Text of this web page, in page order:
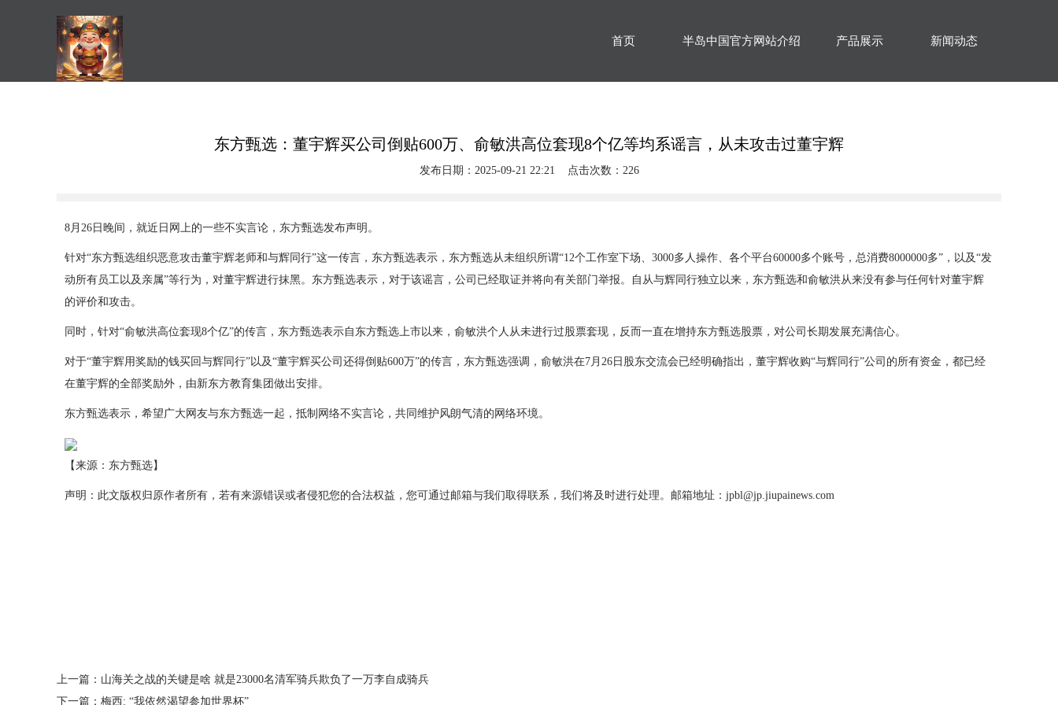
首页 半岛中国官方网站介绍 产品展示 新闻动态
东方甄选：董宇辉买公司倒贴600万、俞敏洪高位套现8个亿等均系谣言，从未攻击过董宇辉
发布日期：2025-09-21 22:21 点击次数：226
8月26日晚间，就近日网上的一些不实言论，东方甄选发布声明。
针对“东方甄选组织恶意攻击董宇辉老师和与辉同行”这一传言，东方甄选表示，东方甄选从未组织所谓“12个工作室下场、3000多人操作、各个平台60000多个账号，总消费8000000多”，以及“发
动所有员工以及亲属”等行为，对董宇辉进行抹黑。东方甄选表示，对于该谣言，公司已经取证并将向有关部门举报。自从与辉同行独立以来，东方甄选和俞敏洪从来没有参与任何针对董宇辉
的评价和攻击。
同时，针对“俞敏洪高位套现8个亿”的传言，东方甄选表示自东方甄选上市以来，俞敏洪个人从未进行过股票套现，反而一直在增持东方甄选股票，对公司长期发展充满信心。
对于“董宇辉用奖励的钱买回与辉同行”以及“董宇辉买公司还得倒贴600万”的传言，东方甄选强调，俞敏洪在7月26日股东交流会已经明确指出，董宇辉收购“与辉同行”公司的所有资金，都已经
在董宇辉的全部奖励外，由新东方教育集团做出安排。
东方甄选表示，希望广大网友与东方甄选一起，抵制网络不实言论，共同维护风朗气清的网络环境。
【来源：东方甄选】
声明：此文版权归原作者所有，若有来源错误或者侵犯您的合法权益，您可通过邮箱与我们取得联系，我们将及时进行处理。邮箱地址：jpbl@jp.jiupainews.com
上一篇： 山海关之战的关键是啥 就是23000名清军骑兵欺负了一万李自成骑兵
下一篇： 梅西: “我依然渴望参加世界杯”